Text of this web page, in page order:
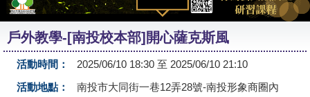
活動花絮
課程一覽表
志工與社團
戶外教學-[南投校本部]開心薩克斯風
活動時間：
2025/06/10 18:30 至 2025/06/10 21:10
活動地點：
南投市大同街一巷12弄28號-南投形象商圈內